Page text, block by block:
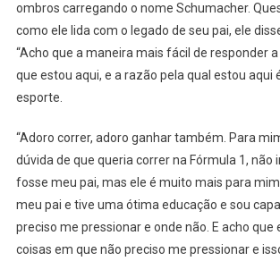
ombros carregando o nome Schumacher.
como ele lida com o legado de seu pai, ele
“Acho que a maneira mais fácil de responder
que estou aqui, e a razão pela qual estou aqui
esporte.
“Adoro correr, adoro ganhar também. Para
dúvida de que queria correr na Fórmula 1, não
fosse meu pai, mas ele é muito mais para
meu pai e tive uma ótima educação e sou
preciso me pressionar e onde não. E acho que
coisas em que não preciso me pressionar e